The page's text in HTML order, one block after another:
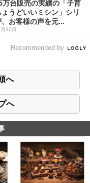
万台販売の実績の「子育
うどいいミシン」シリ
、お客様の声を元...
30日
Recommended by
へ
へ